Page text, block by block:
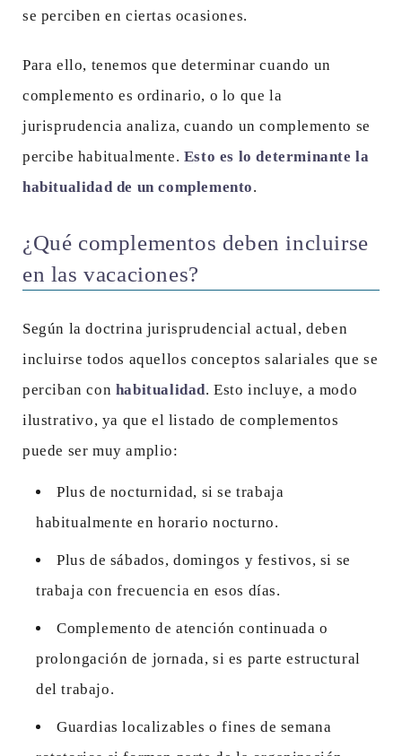
se perciben en ciertas ocasiones.
Para ello, tenemos que determinar cuando un
complemento es ordinario, o lo que la
jurisprudencia analiza, cuando un complemento se
percibe habitualmente. Esto es lo determinante la
habitualidad de un complemento.
¿Qué complementos deben incluirse
en las vacaciones?
Según la doctrina jurisprudencial actual, deben
incluirse todos aquellos conceptos salariales que se
perciban con habitualidad. Esto incluye, a modo
ilustrativo, ya que el listado de complementos
puede ser muy amplio:
Plus de nocturnidad, si se trabaja
habitualmente en horario nocturno.
Plus de sábados, domingos y festivos, si se
trabaja con frecuencia en esos días.
Complemento de atención continuada o
prolongación de jornada, si es parte estructural
del trabajo.
Guardias localizables o fines de semana